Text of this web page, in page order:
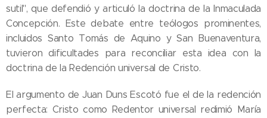
sutil", que defendió y articuló la doctrina de la Inmaculada
Concepción. Este debate entre teólogos prominentes,
incluidos Santo Tomás de Aquino y San Buenaventura,
tuvieron dificultades para reconciliar esta idea con la
doctrina de la Redención universal de Cristo.
El argumento de Juan Duns Escotó fue el de la redención
perfecta: Cristo como Redentor universal redimió María